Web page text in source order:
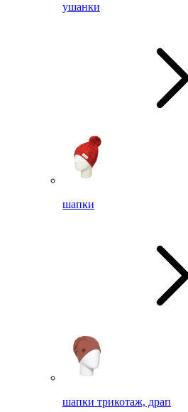
ушанки
шапки
шапки трикотаж, драп